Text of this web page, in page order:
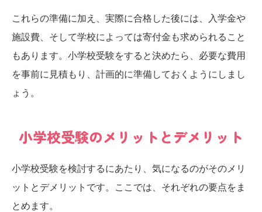
これらの準備に加え、実際に合格した後には、入学金や
施設費、そして学校によっては寄付金も求められること
もあります。小学校受験をすると決めたら、必要な費用
を事前に見積もり、計画的に準備しておくようにしまし
ょう。
小学校受験のメリットとデメリット
小学校受験を検討するにあたり、気になるのがそのメリ
ットとデメリットです。ここでは、それぞれの要点をま
とめます。